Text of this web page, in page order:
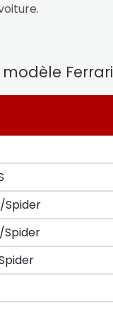
Ferrari
Spider
Spider